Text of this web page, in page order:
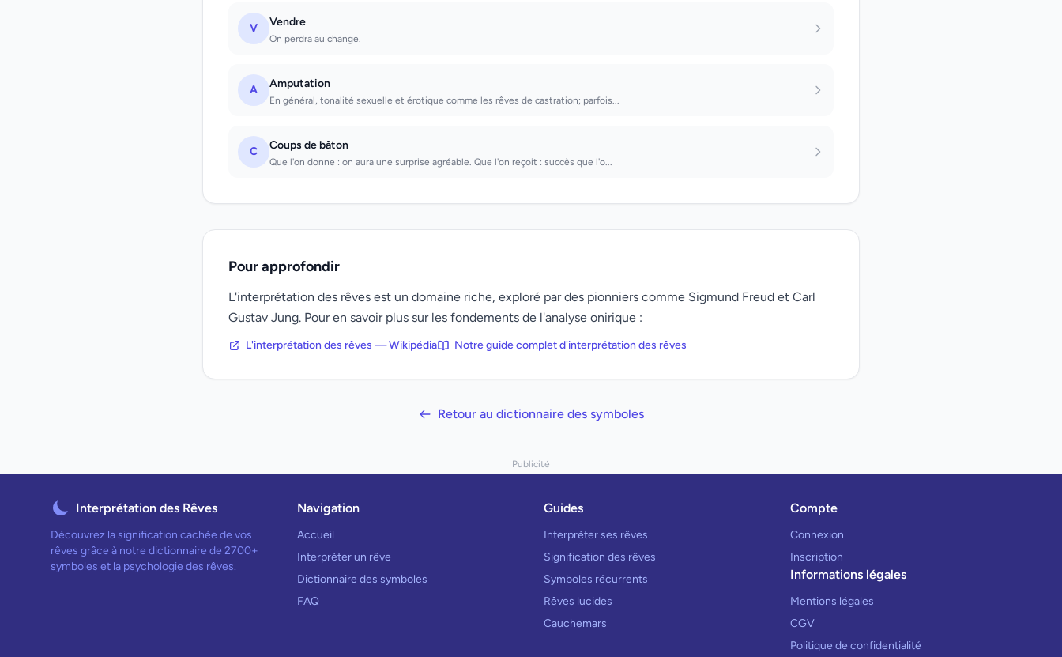
V Vendre
On perdra au change.
A Amputation
En général, tonalité sexuelle et érotique comme les rêves de castration; parfois...
C Coups de bâton
Que l'on donne : on aura une surprise agréable. Que l'on reçoit : succès que l'o...
Pour approfondir
L'interprétation des rêves est un domaine riche, exploré par des pionniers comme Sigmund Freud et Carl
Gustav Jung. Pour en savoir plus sur les fondements de l'analyse onirique :
L'interprétation des rêves — Wikipédia Notre guide complet d'interprétation des rêves
Retour au dictionnaire des symboles
Publicité
Interprétation des Rêves
Découvrez la signification cachée de vos
rêves grâce à notre dictionnaire de 2700+
symboles et la psychologie des rêves.
Navigation
Accueil
Interpréter un rêve
Dictionnaire des symboles
FAQ
Guides
Interpréter ses rêves
Signification des rêves
Symboles récurrents
Rêves lucides
Cauchemars
Compte
Connexion
Inscription
Informations légales
Mentions légales
CGV
Politique de confidentialité